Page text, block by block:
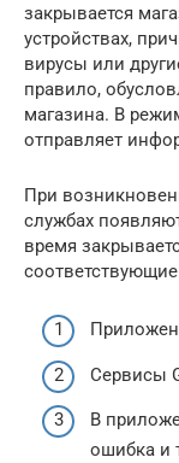
закрывается
устройствах,
вирусы или
правило,
магазина. В
отправляет
При
службах
время
Сервисы
В
ошибка и